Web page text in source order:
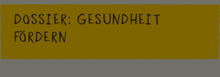
Sankt Martin
Weltmissionstag der Kinder
DOSSIER: GESUNDHEIT
FÖRDERN